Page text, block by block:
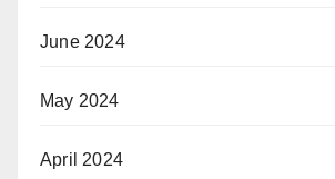
June 2024
May 2024
April 2024